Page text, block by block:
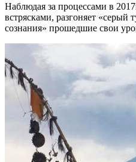
Наблюдая за процессами в
встрясками, разгоняет
сознания» прошедшие свои